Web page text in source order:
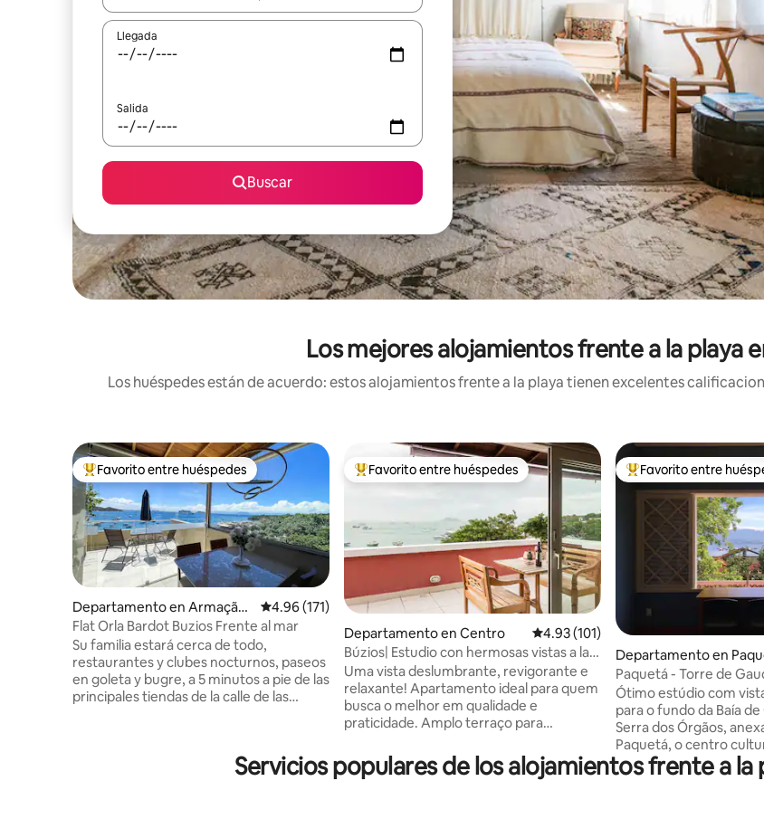
Llegada
Salida
Buscar
Los mejores alojamientos frente a la playa
Los huéspedes están de acuerdo: estos alojamientos frente a la playa tienen excelentes
De los mejores en Favorito entre huéspedes
Favorito entre huéspedes
Departamento en Armação
dos Búzios
Calificación promedio: 4.96 de 5; 171 evaluaciones
4.96 (171)
Flat Orla Bardot Buzios Frente al mar
Su familia estará cerca de todo,
restaurantes y clubes nocturnos, paseos
en goleta y bugre, a 5 minutos a pie de las
principales tiendas de la calle de las
nosotros. Tenemos 6 plazas de
De los mejores en Favorito entre huéspedes
Favorito entre huéspedes
Departamento en Centro Calificación promedio: 4.93 de 5; 101
4.93 (101)
Búzios| Estudio con hermosas vistas a la
Orla Bardot.
Uma vista deslumbrante, revigorante e
relaxante! Apartamento ideal para quem
busca o melhor em qualidade e
praticidade. Amplo terraço para
Buzios. Espaçoso em seu interior,
ambiente privativo e íntimo. De frente
De los mejores en
Favorito entre
Departamento en
Paquetá - Torre de
Ótimo estúdio com
para o fundo da Baía
Serra dos Órgãos,
Paquetá, o centro
Torre de Gaudi está
importante região
Servicios populares de los alojamientos frente a la